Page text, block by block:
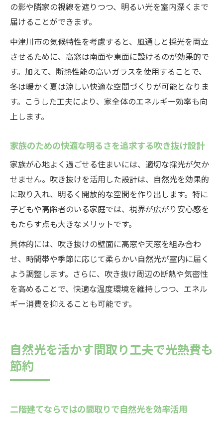
の影や隣家の視線を遮りつつ、明るい光を室内深くまで
届けることができます。
中津川市の気候特性を考慮すると、風通しと採光を両立
させるために、高窓は南面や東面に設けるのが効果的で
す。加えて、断熱性能の高いガラスを使用することで、
冬は暖かく夏は涼しい快適な空間づくりが可能となりま
す。こうした工夫により、家全体のエネルギー効率も向
上します。
家族のための快適な明るさを追求する吹き抜け設計
家族が心地よく過ごせる住まいには、適切な採光が欠か
せません。吹き抜けを活用した設計は、自然光を効果的
に取り入れ、明るく開放的な空間を作り出します。特に
子どもや高齢者のいる家庭では、視界が広がり安心感を
もたらす点も大きなメリットです。
具体的には、吹き抜けの壁面に高窓や天窓を組み合わ
せ、時間帯や季節に応じて柔らかい自然光が室内に届く
よう調整します。さらに、吹き抜け周辺の断熱や気密性
を高めることで、快適な温度環境を維持しつつ、エネル
ギー消費を抑えることも可能です。
自然光を活かす間取り工夫で光熱費も
節約
二階建てならではの間取りで自然光を効率活用